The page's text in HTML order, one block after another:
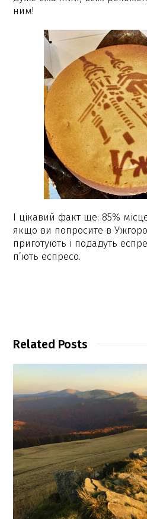
ним!
І цікавий факт ще: 85%
якщо ви попросите в
приготують і подадуть
п’ють еспресо.
Related Posts